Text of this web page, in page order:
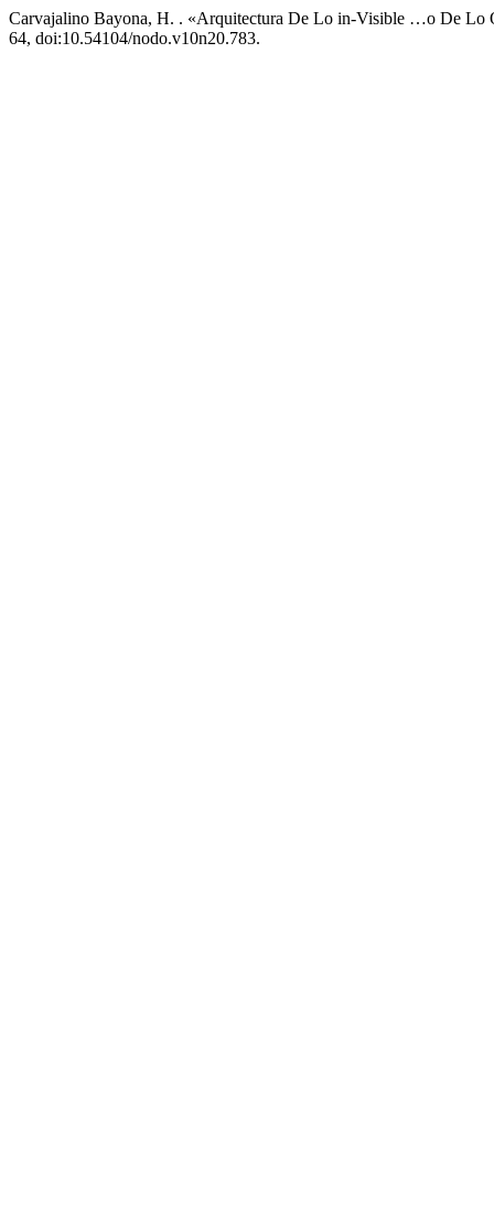
Carvajalino Bayona, H. . «Arquitectura De Lo in-Visible …o De Lo
64, doi:10.54104/nodo.v10n20.783.